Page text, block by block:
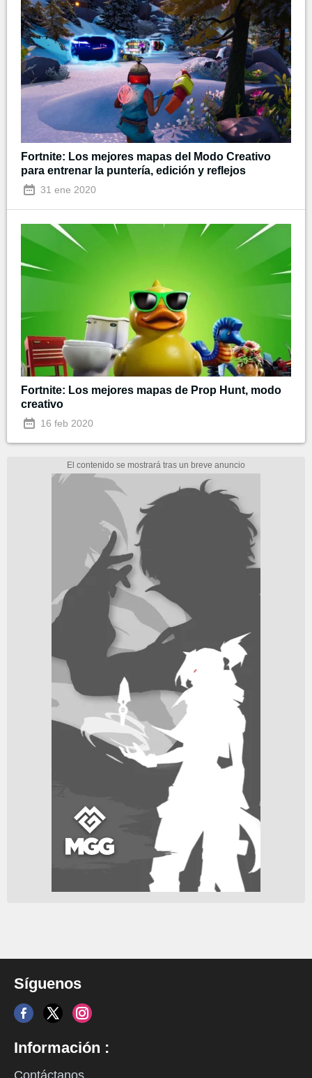
Fortnite: Los mejores mapas del Modo Creativo
para entrenar la puntería, edición y reflejos
31 ene 2020
Fortnite: Los mejores mapas de Prop Hunt, modo
creativo
16 feb 2020
Síguenos
Información :
Contáctanos